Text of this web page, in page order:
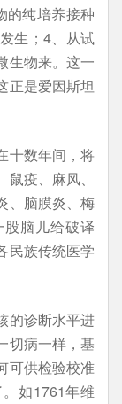
的纯培养接种
生；4、从试
生物来。这一
正是爱因斯坦
十数年间，将
疫、麻风、
、脑膜炎、梅
脑儿给破译
民族传统医学
的诊断水平进
切病一样，基
可供检验校准
如1761年维